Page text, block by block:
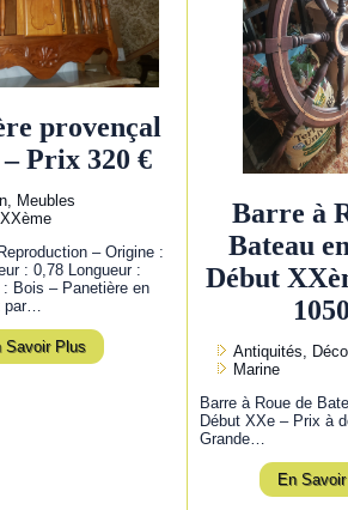
provençal
Prix 320 €
Meubles
– Origine :
: 0,78 Longueur :
Bois – Panetière en
par…
Savoir Plus
Barre à
Bateau
Début
Antiquités,
Marine
Barre à Roue de
Début XXe – Prix à
Grande…
En